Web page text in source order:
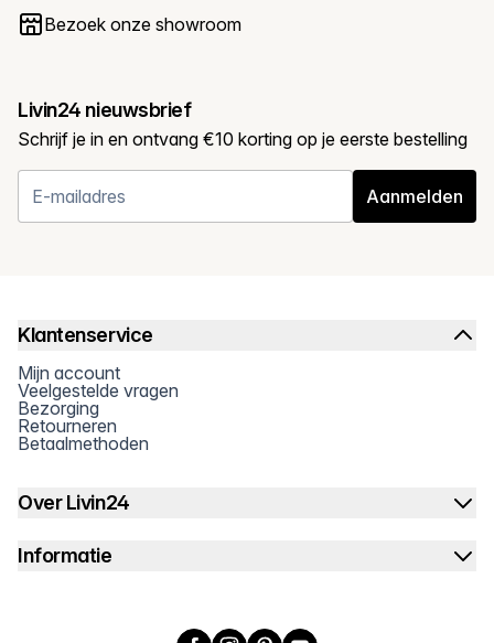
Bezoek onze showroom
Livin24 nieuwsbrief
Schrijf je in en ontvang €10 korting op je eerste bestelling
Aanmelden
Klantenservice
Mijn account
Veelgestelde vragen
Bezorging
Retourneren
Betaalmethoden
Over Livin24
Informatie